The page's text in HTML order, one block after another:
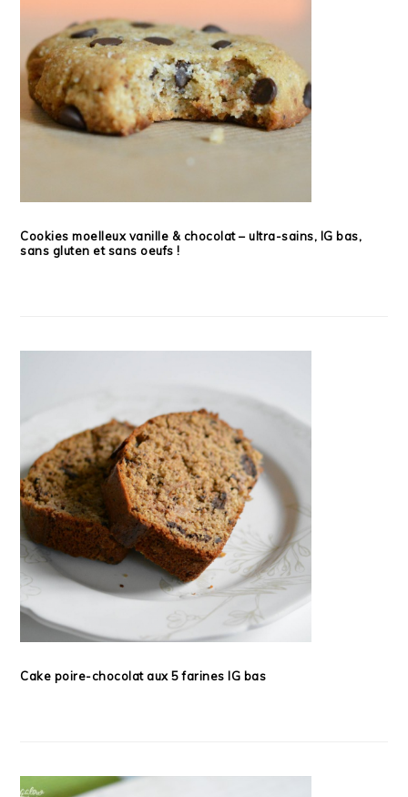
Cookies moelleux vanille & chocolat – ultra-sains, IG bas,
sans gluten et sans oeufs !
Cake poire-chocolat aux 5 farines IG bas